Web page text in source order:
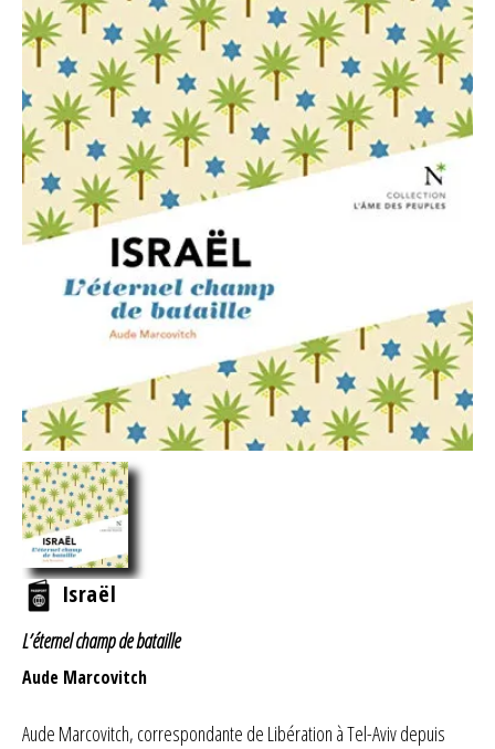
Israël
L’éternel champ de bataille
Aude Marcovitch
Aude Marcovitch, correspondante de Libération à Tel-Aviv depuis